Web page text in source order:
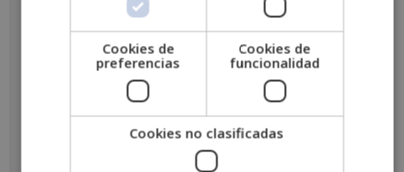
Cookies de
preferencias
Cookies de
funcionalidad
Cookies no clasificadas